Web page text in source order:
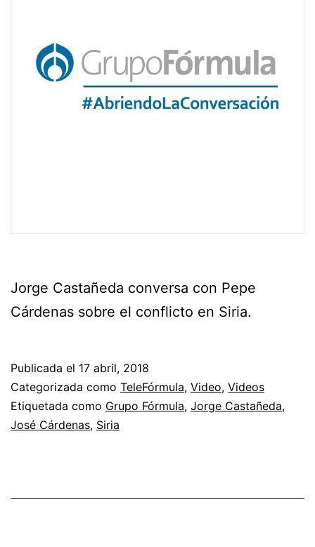
Jorge Castañeda conversa con Pepe
Cárdenas sobre el conflicto en Siria.
Publicada el 17 abril, 2018
Categorizada como TeleFórmula, Video, Videos
Etiquetada como Grupo Fórmula, Jorge Castañeda,
José Cárdenas, Siria